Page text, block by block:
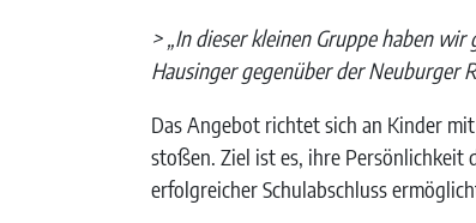
> „In dieser kleinen Gruppe haben
Hausinger gegenüber der Neuburger
Das Angebot richtet sich an Kinder
stoßen. Ziel ist es, ihre Persönlichkeit
erfolgreicher Schulabschluss